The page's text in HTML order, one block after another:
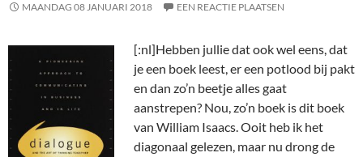
MAANDAG 08 JANUARI 2018 EEN REACTIE PLAATSEN
[:nl]Hebben jullie dat ook wel eens, dat
je een boek leest, er een potlood bij pakt
en dan zo’n beetje alles gaat
aanstrepen? Nou, zo’n boek is dit boek
van William Isaacs. Ooit heb ik het
diagonaal gelezen, maar nu drong de